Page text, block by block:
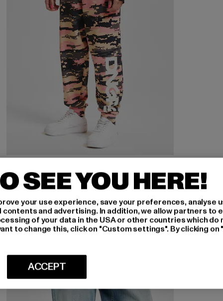
Express
29,99 EUR
Prix courant: 29,99 EUR
39,99 EURPrix en promotion: 39,99 EUR
-39%
SEE YOU HERE!
your use experience, save your preferences, analyse
and advertising. In addition, we allow partners to
of your data in the USA or other countries which do
to change this, click on "Custom settings". By clicking
ACCEPT